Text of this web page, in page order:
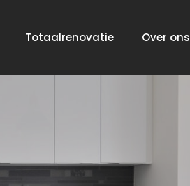
Totaalrenovatie Over ons